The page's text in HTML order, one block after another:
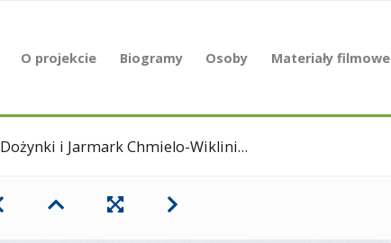
O projekcie Biogramy Osoby Materiały filmowe
Dożynki i Jarmark Chmielo-Wikliniarski. 1986 r.